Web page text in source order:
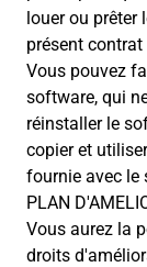
louer ou prêter
présent contrat
Vous pouvez
software, qui
réinstaller le
copier et
fournie avec le
PLAN
Vous aurez la
droits